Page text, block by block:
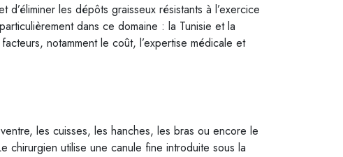
les dépôts graisseux résistants à l’exercice
dans ce domaine : la Tunisie et la
notamment le coût, l’expertise médicale et
les cuisses, les hanches, les bras ou encore le
chirurgien utilise une canule fine introduite sous la